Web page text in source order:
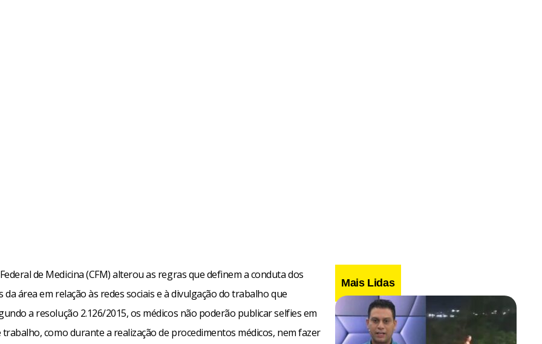
de Medicina (CFM) alterou as regras que definem a conduta dos
área em relação às redes sociais e à divulgação do trabalho que
a resolução 2.126/2015, os médicos não poderão publicar selfies em
trabalho, como durante a realização de procedimentos médicos, nem fazer
Mais Lidas